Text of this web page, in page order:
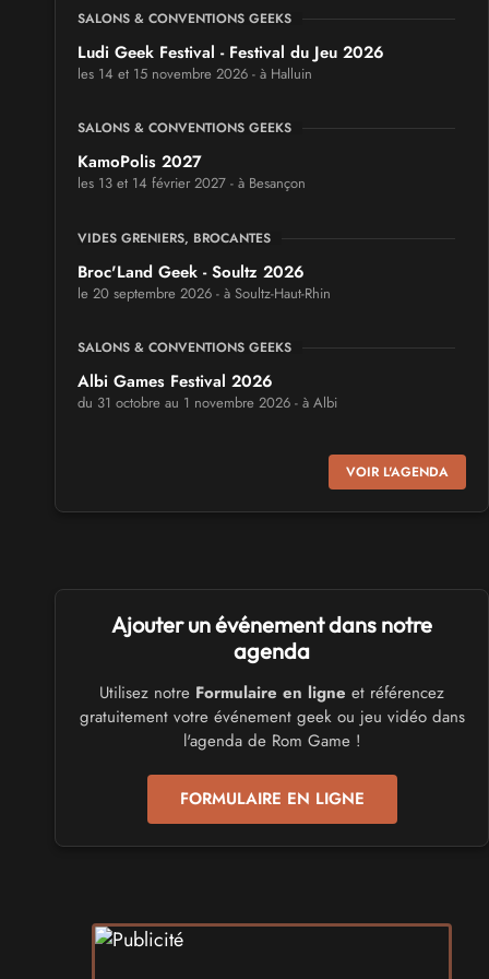
SALONS & CONVENTIONS GEEKS
Ludi Geek Festival - Festival du Jeu 2026
les 14 et 15 novembre 2026 - à Halluin
SALONS & CONVENTIONS GEEKS
KamoPolis 2027
les 13 et 14 février 2027 - à Besançon
VIDES GRENIERS, BROCANTES
Broc'Land Geek - Soultz 2026
le 20 septembre 2026 - à Soultz-Haut-Rhin
SALONS & CONVENTIONS GEEKS
Albi Games Festival 2026
du 31 octobre au 1 novembre 2026 - à Albi
Virtual Calais - salon du jeu vidéo et des loisirs
numériques 2026
SALONS & CONVENTIONS GEEKS
Trolls et Légendes 2027
du 26 au 28 mars 2027 - à Mons
CULTURE JAPONAISE ET OTAKU
Mang'Azur 2027
les 24 et 25 avril 2027 - à Toulon
SALONS & CONVENTIONS GEEKS
Play Azur Festival 2027
SALONS & CONVENTIONS GEEKS
Art To Play 2026
VOIR L'AGENDA
Ajouter un événement dans notre
agenda
Utilisez notre Formulaire en ligne et référencez
gratuitement votre événement geek ou jeu vidéo dans
l'agenda de Rom Game !
FORMULAIRE EN LIGNE